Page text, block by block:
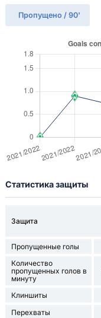
Пропущено / 90'
Статистика защиты
Защита
Пропущенные голы
Количество
пропущенных голов в
минуту
Клиншиты
Перехваты